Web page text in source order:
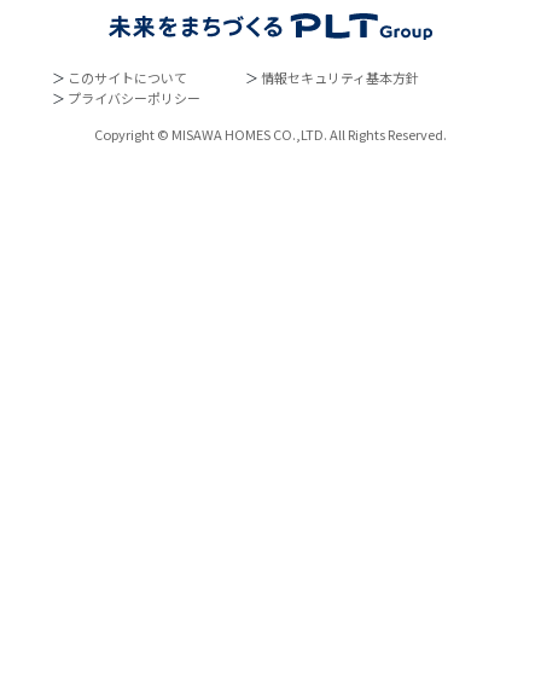
＞ このサイトについて ＞ 情報セキュリティ基本方針
＞ プライバシーポリシー
Copyright © MISAWA HOMES CO.,LTD. All Rights Reserved.